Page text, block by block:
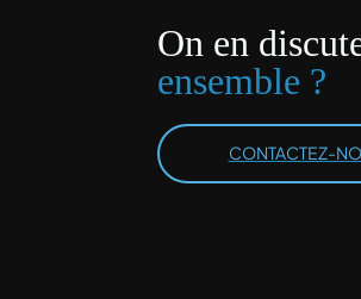
On en
ensemble ?
CONTACTEZ-